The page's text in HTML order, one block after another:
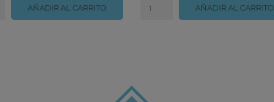
AÑADIR AL CARRITO AÑADIR AL CARRITO